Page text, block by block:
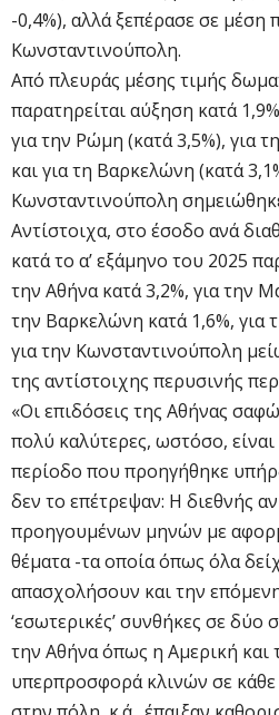
-0,4%), αλλά ξεπέρασε σε μέση
Κωνσταντινούπολη.
Από πλευράς μέσης τιμής
παρατηρείται αύξηση κατά
για την Ρώμη (κατά 3,5%), για
και για τη Βαρκελώνη (κατά
Κωνσταντινούπολη
Αντίστοιχα, στο έσοδο ανά
κατά το α’ εξάμηνο του 2025
την Αθήνα κατά 3,2%, για την
την Βαρκελώνη κατά 1,6%, για
για την Κωνσταντινούπολη
της αντίστοιχης περυσινής
«Οι επιδόσεις της Αθήνας
πολύ καλύτερες, ωστόσο,
περίοδο που προηγήθηκε
δεν το επέτρεψαν: Η διεθνής
προηγουμένων μηνών με
θέματα -τα οποία όπως όλα
απασχολήσουν και την
‘εσωτερικές’ συνθήκες σε δύο
την Αθήνα όπως η Αμερική και
υπερπροσφορά κλινών σε κάθε